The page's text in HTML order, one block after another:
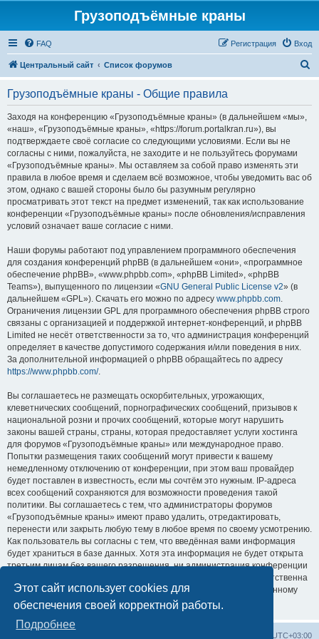
Этот сайт использует cookies для
обеспечения своей корректной работы.
Подробнее
Грузоподъёмные краны
FAQ Вход
Регистрация
Центральный сайт Список форумов
Грузоподъёмные краны - Общие правила
Заходя на конференцию «Грузоподъёмные краны» (в дальнейшем «мы»,
«наш», «Грузоподъёмные краны», «https://forum.portalkran.ru»), вы
подтверждаете своё согласие со следующими условиями. Если вы не
согласны с ними, пожалуйста, не заходите и не пользуйтесь форумами
«Грузоподъёмные краны». Мы оставляем за собой право изменять эти
правила в любое время и сделаем всё возможное, чтобы уведомить вас об
этом, однако с вашей стороны было бы разумным регулярно
просматривать этот текст на предмет изменений, так как использование
конференции «Грузоподъёмные краны» после обновления/исправления
условий означает ваше согласие с ними.
Наши форумы работают под управлением программного обеспечения
для создания конференций phpBB (в дальнейшем «они», «программное
обеспечение phpBB», «www.phpbb.com», «phpBB Limited», «phpBB
Teams»), выпущенного по лицензии «GNU General Public License v2» (в
дальнейшем «GPL»). Скачать его можно по адресу www.phpbb.com.
Ограничения лицензии GPL для программного обеспечения phpBB строго
связаны с организацией и поддержкой интернет-конференций, и phpBB
Limited не несёт ответственности за то, что администрация конференций
определяет в качестве допустимого содержания и/или поведения в них.
За дополнительной информацией о phpBB обращайтесь по адресу
https://www.phpbb.com/.
Вы соглашаетесь не размещать оскорбительных, угрожающих,
клеветнических сообщений, порнографических сообщений, призывов к
национальной розни и прочих сообщений, которые могут нарушить
законы вашей страны, страны, которая предоставляет услуги хостинга
для форумов «Грузоподъёмные краны» или международное право.
Попытки размещения таких сообщений могут привести к вашему
немедленному отключению от конференции, при этом ваш провайдер
будет поставлен в известность, если мы сочтём это нужным. IP-адреса
всех сообщений сохраняются для возможности проведения такой
политики. Вы соглашаетесь с тем, что администраторы форумов
«Грузоподъёмные краны» имеют право удалить, отредактировать,
перенести или закрыть любую тему в любое время по своему усмотрению.
Как пользователь вы согласны с тем, что введённая вами информация
будет храниться в базе данных. Хотя эта информация не будет открыта
третьим лицам без вашего разрешения, ни администрация конференции
«Грузоподъёмные краны», ни phpBB Limited не может быть ответственна
за действия хакеров, которые могут привести к несанкционированному
доступу к ней.
UTC+03:00